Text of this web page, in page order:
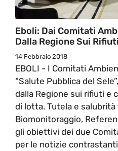
Eboli: Dai Comitati
Dalla Regione Sui Rifiuti
14 Febbraio 2018
EBOLI - I Comitati
“Salute Pubblica del
dalla Regione sui rifiuti e
di lotta. Tutela e
Biomonitoraggio,
gli obiettivi dei due
per le notizie